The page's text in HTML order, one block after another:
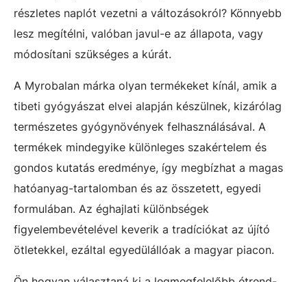
részletes naplót vezetni a változásokról? Könnyebb
lesz megítélni, valóban javul-e az állapota, vagy
módosítani szükséges a kúrát.
A Myrobalan márka olyan termékeket kínál, amik a
tibeti gyógyászat elvei alapján készülnek, kizárólag
természetes gyógynövények felhasználásával. A
termékek mindegyike különleges szakértelem és
gondos kutatás eredménye, így megbízhat a magas
hatóanyag-tartalomban és az összetett, egyedi
formulában. Az éghajlati különbségek
figyelembevételével keverik a tradíciókat az újító
ötletekkel, ezáltal egyedülállóak a magyar piacon.